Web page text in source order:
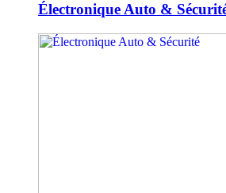
Électronique Auto &